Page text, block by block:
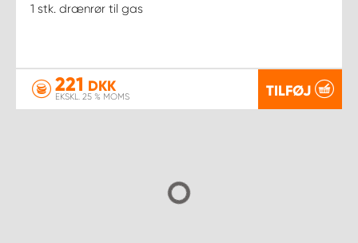
1 stk. drænrør til gas
221 DKK
EKSKL. 25 % MOMS TILFØJ